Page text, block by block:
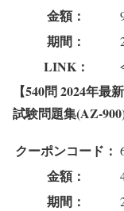
金額：
期間：
LINK：
【540問 2024年
試験問題集(AZ-
クーポンコード：
金額：
期間：